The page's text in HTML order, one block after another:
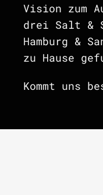
Vision zum
drei Salt &
Hamburg &
zu Hause
Kommt uns